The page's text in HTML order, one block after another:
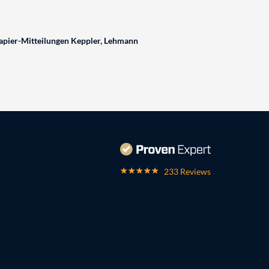
Mitteilungen Keppler, Lehmann
233 Reviews